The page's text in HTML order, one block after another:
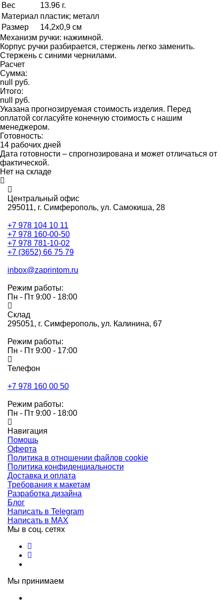
Вес
13.96 г.
Материал пластик; металл
Размер
14,2х0,9 см
Механизм ручки: нажимной.
Корпус ручки разбирается, стержень легко заменить.
Стержень с синими чернилами.
Расчет
Сумма:
null руб.
Итого:
null руб.
Указана прогнозируемая стоимость изделия. Перед
оплатой согласуйте конечную стоимость с нашим
менеджером.
Готовность:
14 рабочих дней
Дата готовности – спрогнозирована и может отличаться от
фактической.
Нет на складе
Центральный офис
295011, г. Симферополь, ул. Самокиша, 28
+7 978 104 10 11
+7 978 160-00-50
+7 978 781-10-02
+7 (3652) 66 75 79
inbox@zaprintom.ru
Режим работы:
Пн - Пт 9:00 - 18:00
Склад
295051, г. Симферополь, ул. Калинина, 67
Режим работы:
Пн - Пт 9:00 - 17:00
Телефон
+7 978 160 00 50
Режим работы:
Пн - Пт 9:00 - 18:00
Навигация
Помощь
Оферта
Политика в отношении файлов cookie
Политика конфиденциальности
Доставка и оплата
Требования к макетам
Разработка дизайна
Блог
Написать в Telegram
Написать в MAX
Мы в соц. сетях
Мы принимаем